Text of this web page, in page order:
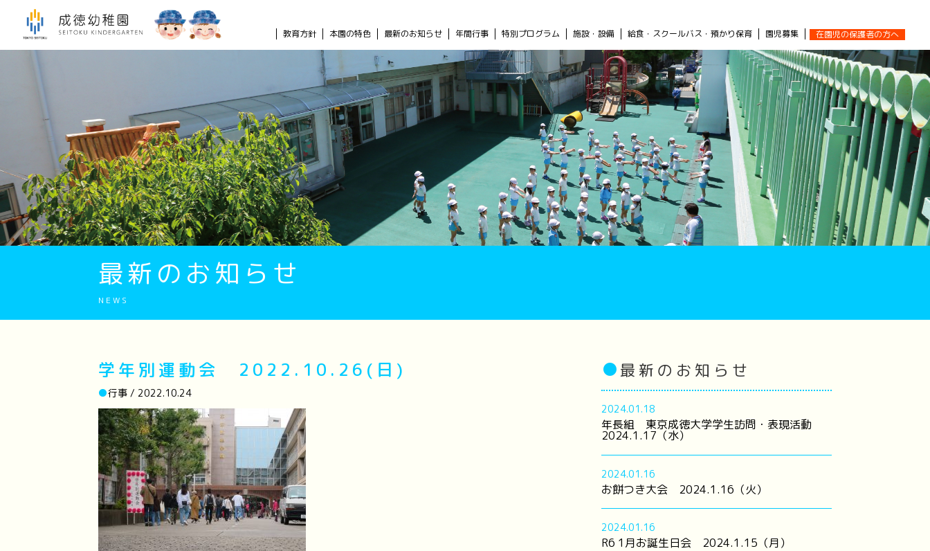
教育方針 本園の特色 最新のお知らせ 年間行事 特別プログラム 施設・設備 給食・スクールバス・預かり保育 園児募集 在園児の保護者の方へ
最新のお知らせ
NEWS
学年別運動会 2022.10.26(日)
●行事 / 2022.10.24
●最新のお知らせ
2024.01.18
年長組 東京成徳大学学生訪問・表現活動
2024.1.17（水）
2024.01.16
お餅つき大会 2024.1.16（火）
2024.01.16
R6 1月お誕生日会 2024.1.15（月）